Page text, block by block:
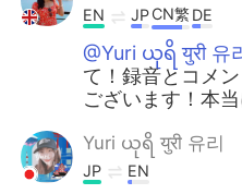
EN JPCN繁 DE
@Yuri ယုရိ युरी 유
て！録音とコメ
ございます！本
Yuri ယုရိ युरी 유리
JP EN